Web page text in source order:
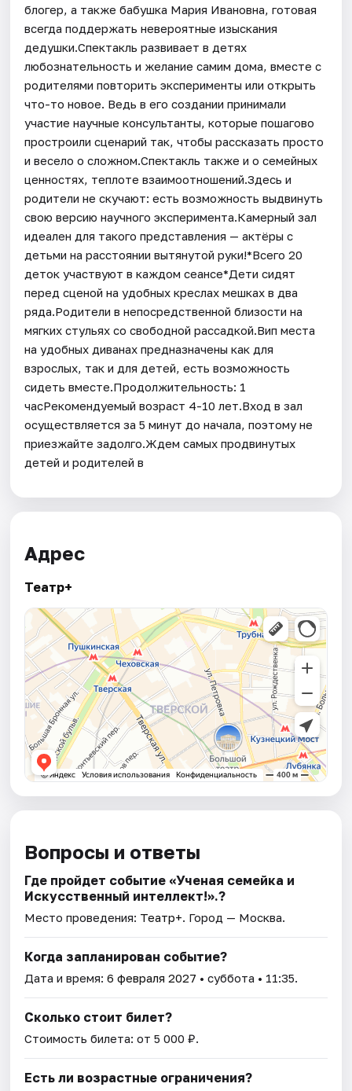
блогер, а также бабушка Мария Ивановна, готовая
всегда поддержать невероятные изыскания
дедушки.Спектакль развивает в детях
любознательность и желание самим дома, вместе с
родителями повторить эксперименты или открыть
что-то новое. Ведь в его создании принимали
участие научные консультанты, которые пошагово
простроили сценарий так, чтобы рассказать просто
и весело о сложном.Спектакль также и о семейных
ценностях, теплоте взаимоотношений.Здесь и
родители не скучают: есть возможность выдвинуть
свою версию научного эксперимента.Камерный зал
идеален для такого представления — актёры с
детьми на расстоянии вытянутой руки!*Всего 20
деток участвуют в каждом сеансе*Дети сидят
перед сценой на удобных креслах мешках в два
ряда.Родители в непосредственной близости на
мягких стульях со свободной рассадкой.Вип места
на удобных диванах предназначены как для
взрослых, так и для детей, есть возможность
сидеть вместе.Продолжительность: 1
часРекомендуемый возраст 4-10 лет.Вход в зал
осуществляется за 5 минут до начала, поэтому не
приезжайте задолго.Ждем самых продвинутых
детей и родителей в
Адрес
Театр+
Вопросы и ответы
Где пройдет событие «Ученая семейка и
Искусственный интеллект!».?
Место проведения: Театр+. Город — Москва.
Когда запланирован событие?
Дата и время:6 февраля 2027 • суббота • 11:35.
Сколько стоит билет?
Стоимость билета: от 5 000 ₽.
Есть ли возрастные ограничения?